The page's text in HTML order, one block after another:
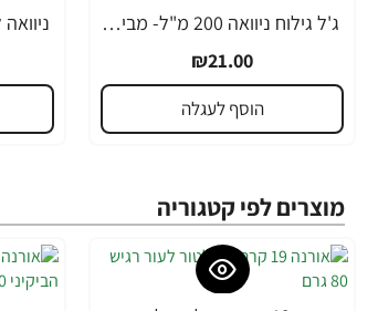
ג'ל גילוח ניוואה 200 מ"ל- מבית NIVEA
₪21.00
הוסף לעגלה
מוצרים לפי קטגוריה